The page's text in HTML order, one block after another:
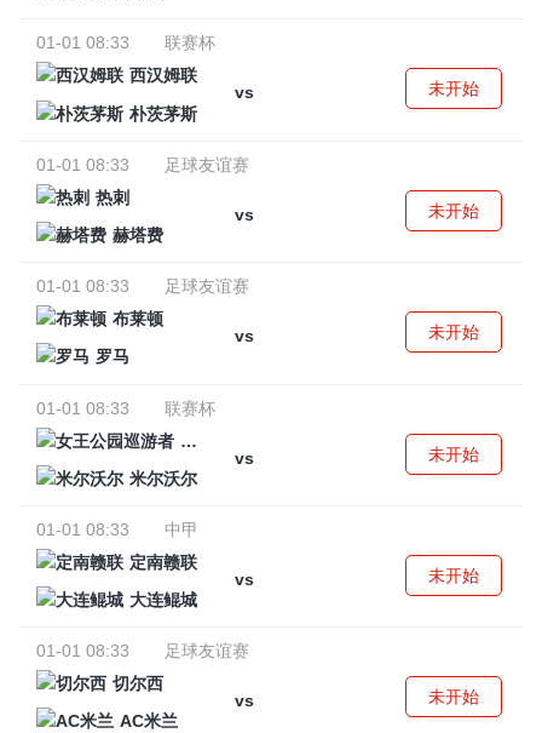
01-01 08:33
联赛杯
西汉姆联
vs
朴茨茅斯
未开始
01-01 08:33
足球友谊赛
热刺
vs
赫塔费
未开始
01-01 08:33
足球友谊赛
布莱顿
vs
罗马
未开始
01-01 08:33
联赛杯
女王公园巡游者
vs
米尔沃尔
未开始
01-01 08:33
中甲
定南赣联
vs
大连鲲城
未开始
01-01 08:33
足球友谊赛
切尔西
vs
AC米兰
未开始